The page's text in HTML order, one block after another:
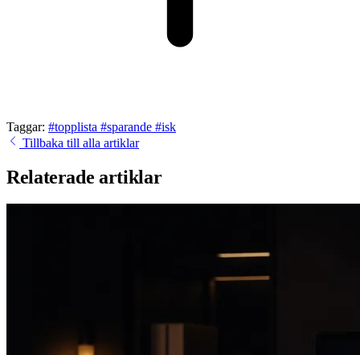
Taggar: #topplista #sparande #isk
Tillbaka till alla artiklar
Relaterade artiklar